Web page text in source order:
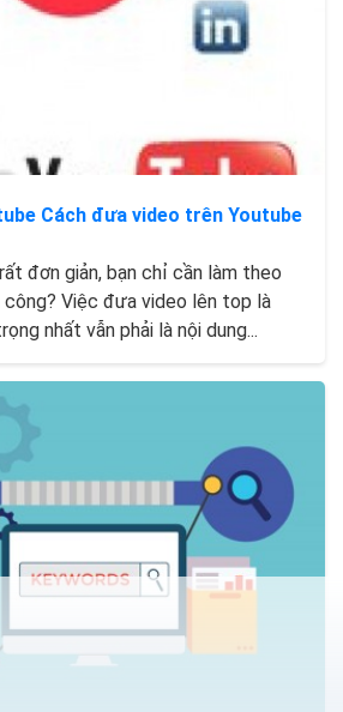
Cách đưa video trên Youtube
đơn giản, bạn chỉ cần làm theo
công? Việc đưa video lên top là
nhất vẫn phải là nội dung...